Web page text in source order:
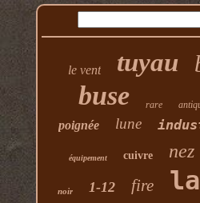
le vent tuyau
buse rare
poignée lune
équipement cuivre nez
noir 1-12 fire